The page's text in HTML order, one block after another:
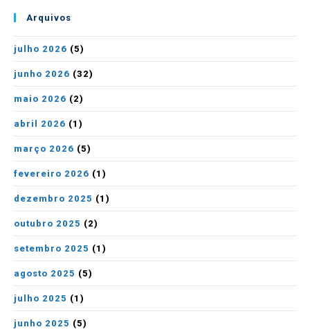
Arquivos
julho 2026 (5)
junho 2026 (32)
maio 2026 (2)
abril 2026 (1)
março 2026 (5)
fevereiro 2026 (1)
dezembro 2025 (1)
outubro 2025 (2)
setembro 2025 (1)
agosto 2025 (5)
julho 2025 (1)
junho 2025 (5)